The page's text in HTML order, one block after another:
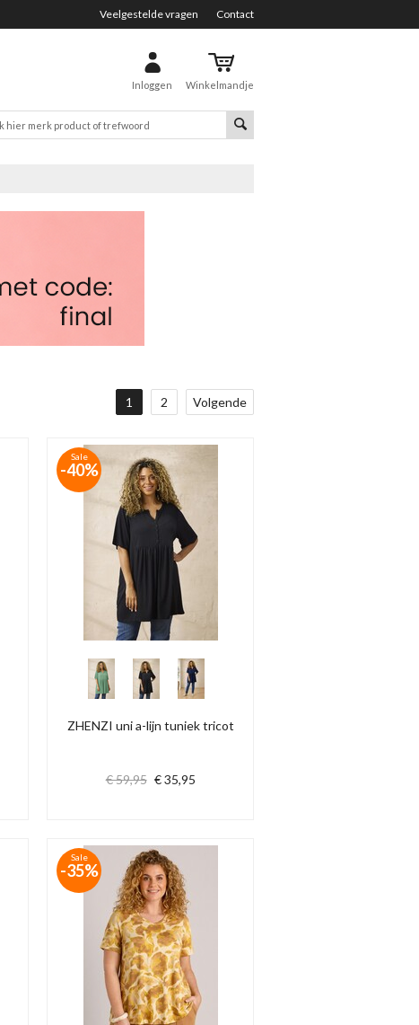
Veelgestelde vragen Contact
Inloggen Winkelmandje
1 2 Volgende
ZHENZI uni a-lijn tuniek tricot
€ 59,95 € 35,95
Sale
-40%
Sale
-35%